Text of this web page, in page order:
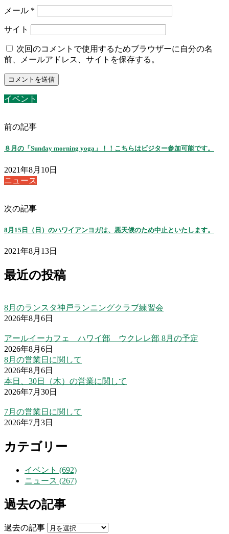
メール *
サイト
次回のコメントで使用するためブラウザーに自分の名
前、メールアドレス、サイトを保存する。
イベント
前の記事
８月の「Sunday morning yoga」！！こちらはビジター参加可能です。
2021年8月10日
ニュース
次の記事
8月15日（日）のハワイアンヨガは、悪天候のため中止といたします。
2021年8月13日
最近の投稿
8月のランスタ神戸ランニングクラブ練習会
2026年8月6日
アールイーカフェ ハワイ部 ウクレレ部 8月の予定
2026年8月6日
8月の営業日に関して
2026年8月6日
本日、30日（木）の営業に関して
2026年7月30日
7月の営業日に関して
2026年7月3日
カテゴリー
イベント (692)
ニュース (267)
過去の記事
過去の記事